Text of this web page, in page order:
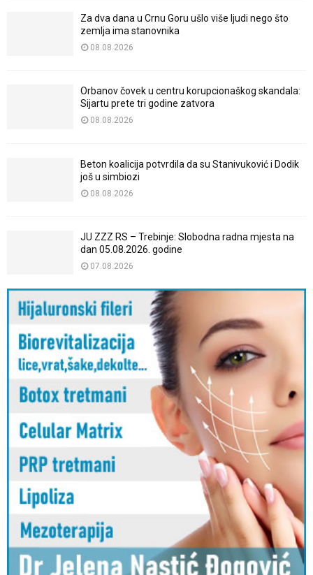
Za dva dana u Crnu Goru ušlo više ljudi nego što
zemlja ima stanovnika
08.08.2026
Orbanov čovek u centru korupcionaškog skandala:
Sijartu prete tri godine zatvora
08.08.2026
Beton koalicija potvrdila da su Stanivuković i Dodik
još u simbiozi
08.08.2026
JU ZZZ RS – Trebinje: Slobodna radna mjesta na
dan 05.08.2026. godine
07.08.2026